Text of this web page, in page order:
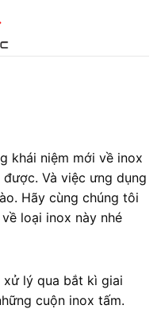
khái niệm mới về inox
Và việc ưng dụng
Hãy cùng chúng tôi
loại inox này nhé
lý qua bắt kì giai
cuộn inox tấm.